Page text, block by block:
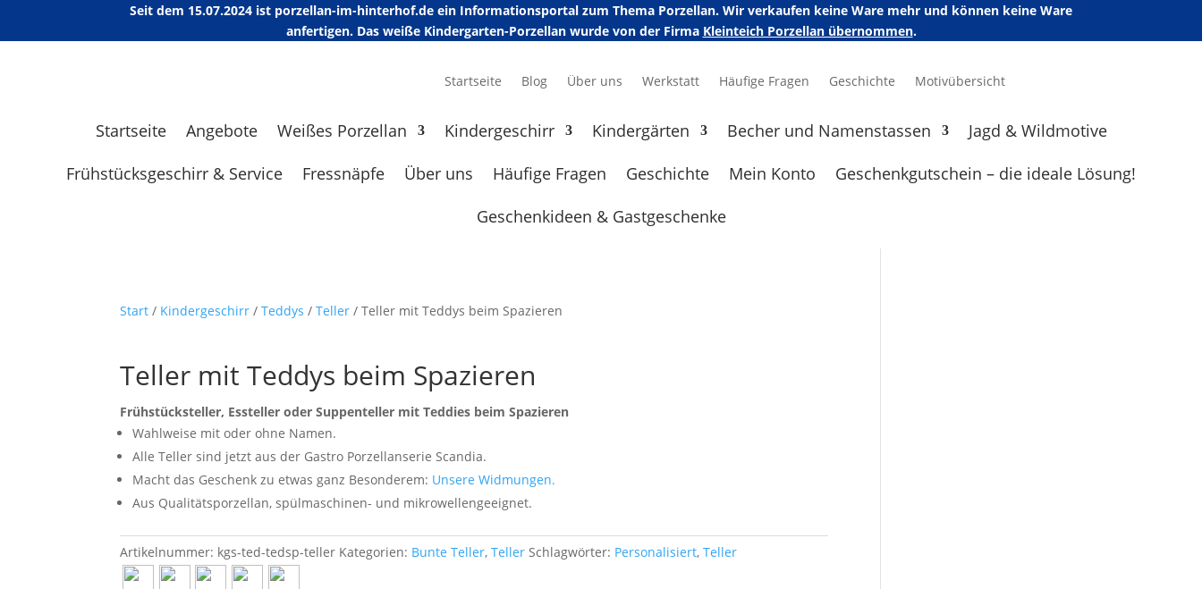
Seit dem 15.07.2024 ist porzellan-im-hinterhof.de ein Informationsportal zum Thema Porzellan. Wir verkaufen keine Ware mehr und können keine Ware
anfertigen. Das weiße Kindergarten-Porzellan wurde von der Firma Kleinteich Porzellan übernommen.
Startseite Blog Über uns Werkstatt Häufige Fragen Geschichte Motivübersicht
Startseite Angebote Weißes Porzellan Kindergeschirr Kindergärten Becher und Namenstassen
Jagd & Wildmotive
Frühstücksgeschirr & Service
Fressnäpfe Über uns Häufige Fragen Geschichte Mein Konto
Geschenkgutschein – die ideale Lösung!
Geschenkideen & Gastgeschenke
Start / Kindergeschirr /Teddys /Teller / Teller mit Teddys beim Spazieren
Teller mit Teddys beim Spazieren
Frühstücksteller, Essteller oder Suppenteller mit Teddies beim Spazieren
Wahlweise mit oder ohne Namen.
Alle Teller sind jetzt aus der Gastro Porzellanserie Scandia.
Macht das Geschenk zu etwas ganz Besonderem: Unsere Widmungen.
Aus Qualitätsporzellan, spülmaschinen- und mikrowellengeeignet.
Artikelnummer: kgs-ted-tedsp-teller Kategorien: Bunte Teller,Teller Schlagwörter: Personalisiert,Teller